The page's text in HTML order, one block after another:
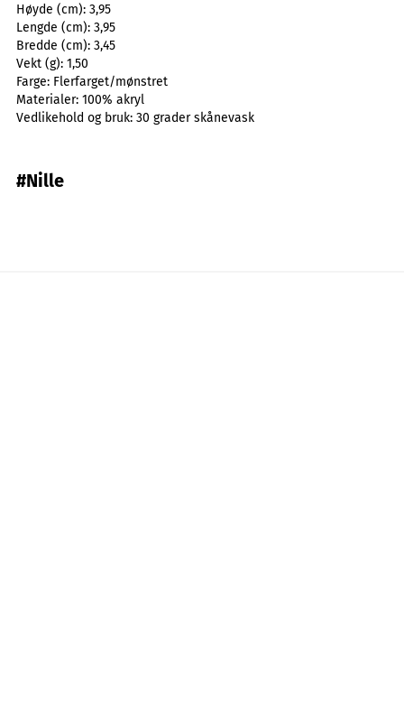
Høyde (cm): 3,95
Lengde (cm): 3,95
Bredde (cm): 3,45
Vekt (g): 1,50
Farge: Flerfarget/mønstret
Materialer: 100% akryl
Vedlikehold og bruk: 30 grader skånevask
#Nille